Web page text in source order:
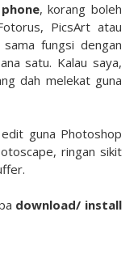
, korang boleh
PicsArt atau
fungsi dengan
satu. Kalau saya,
dah melekat guna
guna Photoshop
ringan sikit
download/ install